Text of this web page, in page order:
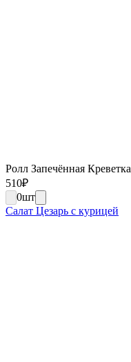
Ролл Запечённая Креветка
510₽
0шт
Салат Цезарь с курицей